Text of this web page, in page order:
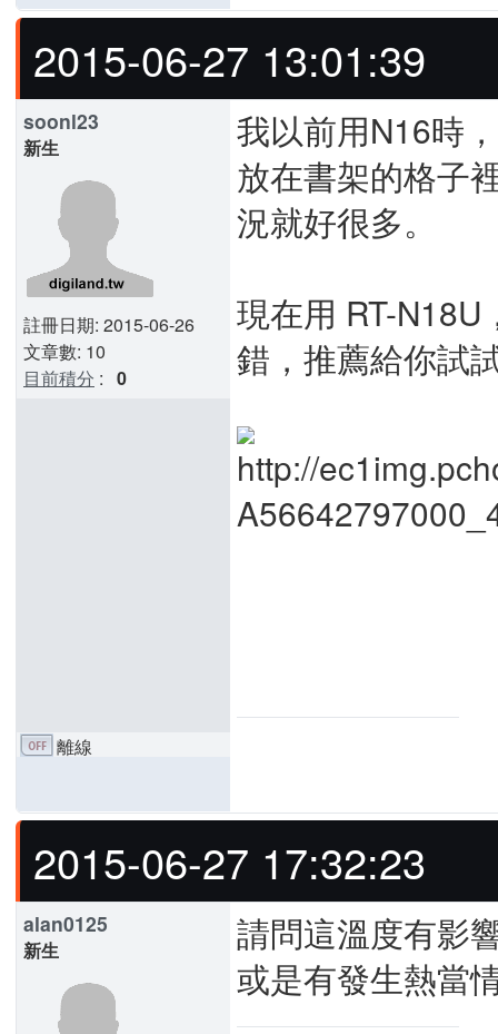
2015-06-27 13:01:39
soonl23
新生
註冊日期: 2015-06-26
文章數: 10
目前積分 : 0
我以前用N16時
放在書架的格子
況就好很多。
現在用 RT-
錯，推薦給你試
離線
2015-06-27 17:32:23
alan0125
新生
請問這溫度有影
或是有發生熱當